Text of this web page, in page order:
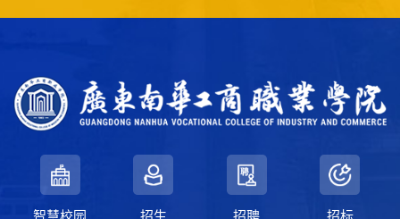
智慧校园 招生 招聘 招标